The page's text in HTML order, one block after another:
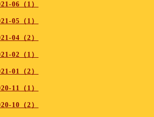
06（1）
05（1）
04（2）
02（1）
01（2）
11（1）
10（2）